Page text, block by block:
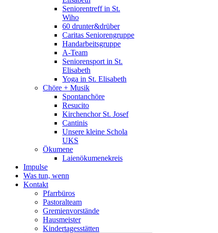
Seniorentreff in St.
Wiho
60 drunter&drüber
Caritas Seniorengruppe
Handarbeitsgruppe
A-Team
Seniorensport in St.
Elisabeth
Yoga in St. Elisabeth
Chöre + Musik
Spontanchöre
Resucito
Kirchenchor St. Josef
Cantinis
Unsere kleine Schola
UKS
Ökumene
Laienökumenekreis
Impulse
Was tun, wenn
Kontakt
Pfarrbüros
Pastoralteam
Gremienvorstände
Hausmeister
Kindertagesstätten